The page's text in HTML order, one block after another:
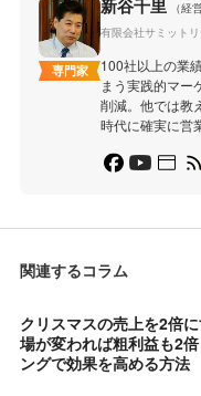
専門家
新谷千里
（経
有限会社サミット
100社以上の業
まう実践的マー
削減。他では教
時代に確実に営
関連するコラム
クリスマスの売上を2倍
場が変われば粗利益も2
ングで効果を高める方法